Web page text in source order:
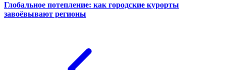
Глобальное потепление: как городские курорты
завоёвывают регионы